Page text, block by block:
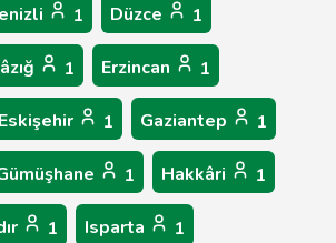
1 Düzce 1
1 Erzincan 1
Eskişehir 1 Gaziantep 1
1 Hakkâri 1
1 Isparta 1